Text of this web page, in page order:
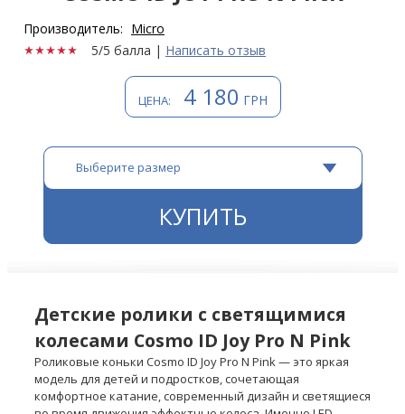
Производитель: Мicro
5/5 балла | Написать отзыв
ЦЕНА: 4 180 ГРН
Выберите размер
КУПИТЬ
Детские ролики с светящимися
колесами Cosmo ID Joy Pro N Pink
Роликовые коньки Cosmo ID Joy Pro N Pink — это яркая
модель для детей и подростков, сочетающая
комфортное катание, современный дизайн и светящиеся